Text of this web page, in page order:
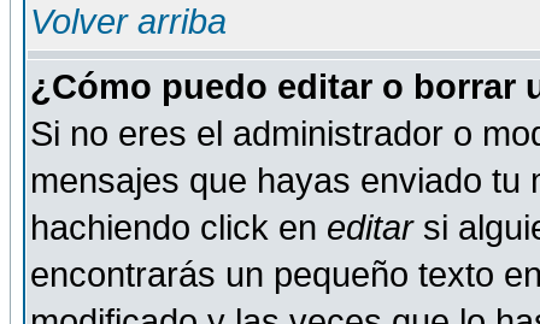
Volver arriba
¿Cómo puedo editar o borrar
Si no eres el administrador o
mensajes que hayas enviado tu
hachiendo click en editarsi
encontrarás un pequeño texto